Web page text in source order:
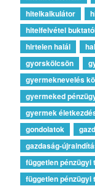
hitelkalkulátor
hitelfelvétel
hirtelen halál
gyorskölcsön
gyermeknevelés
gyermeked
gyermek
gondolatok
gazdaság-
független pénzügyi
független pénzügyi